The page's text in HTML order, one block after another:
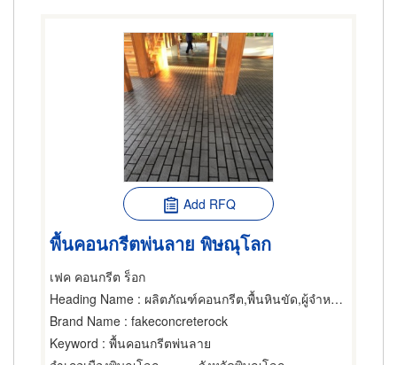
Add RFQ
พื้นคอนกรีตพ่นลาย พิษณุโลก
เฟค คอนกรีต ร็อก
Heading Name : ผลิตภัณฑ์คอนกรีต,พื้นหินขัด,ผู้จำหน่ายและรับเหมาปูวัสดุปูพื้น
Brand Name : fakeconcreterock
Keyword : พื้นคอนกรีตพ่นลาย